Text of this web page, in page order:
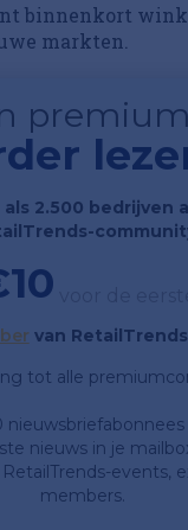
binnenkort
markten.
2.500 bedrijven
van
tot alle
nieuws in je
RetailTrends-events,
members.